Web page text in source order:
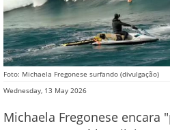
Foto: Michaela Fregonese surfando (divulgação)
Wednesday, 13 May 2026
Michaela Fregonese encara